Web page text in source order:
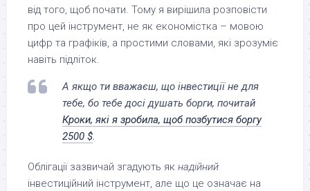
від того, щоб почати. Тому я вирішила розповісти
про цей інструмент, не як економістка – мовою
цифр та графіків, а простими словами, які зрозуміє
навіть підліток.
А якщо ти вважаєш, що інвестиції не для
тебе, бо тебе досі душать борги, почитай
Кроки, які я зробила, щоб позбутися боргу
2500 $.
Облігації зазвичай згадують як надійний
інвестиційний інструмент, але що це означає на